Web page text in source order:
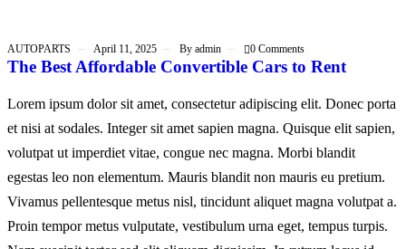
AUTOPARTS April 11, 2025 By admin 0 Comments
The Best Affordable Convertible Cars to Rent
Lorem ipsum dolor sit amet, consectetur adipiscing elit. Donec porta
et nisi at sodales. Integer sit amet sapien magna. Quisque elit sapien,
volutpat ut imperdiet vitae, congue nec magna. Morbi blandit
egestas leo non elementum. Mauris blandit non mauris eu pretium.
Vivamus pellentesque metus nisl, tincidunt aliquet magna volutpat a.
Proin tempor metus vulputate, vestibulum urna eget, tempus turpis.